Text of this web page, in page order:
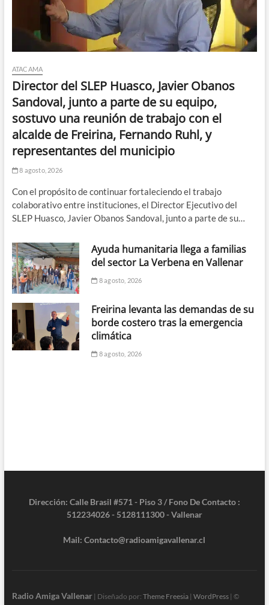
ATACAMA
Director del SLEP Huasco, Javier Obanos
Sandoval, junto a parte de su equipo,
sostuvo una reunión de trabajo con el
alcalde de Freirina, Fernando Ruhl, y
representantes del municipio
8 agosto, 2026
Con el propósito de continuar fortaleciendo el trabajo
colaborativo entre instituciones, el Director Ejecutivo del
SLEP Huasco, Javier Obanos Sandoval, junto a parte de su…
Ayuda humanitaria llega a familias
del sector La Verbena en Vallenar
8 agosto, 2026
Freirina levanta las demandas de su
borde costero tras la emergencia
climática
8 agosto, 2026
Dirección: Calle Brasil #571 - Piso 3 / Fono De Contacto :
512234026 - 5128111300 - Vallenar
Mail: Contacto@radioamigavallenar.cl
Radio Amiga Vallenar| Diseñado por: Theme Freesia| WordPress| ©